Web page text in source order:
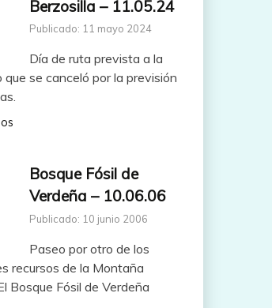
Berzosilla – 11.05.24
Publicado: 11 mayo 2024
Día de ruta prevista a la
que se canceló por la previsión
Bosque Fósil de
Verdeña – 10.06.06
Publicado: 10 junio 2006
Paseo por otro de los
recursos de la Montaña
Bosque Fósil de Verdeña